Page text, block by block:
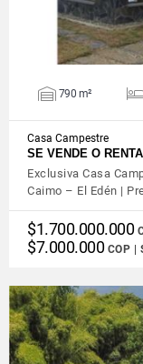
790 m²
Casa Campestre
SE VENDE O
Exclusiva Casa
Caimo – El Edén |
$1.700.000.000
$7.000.000 COP |